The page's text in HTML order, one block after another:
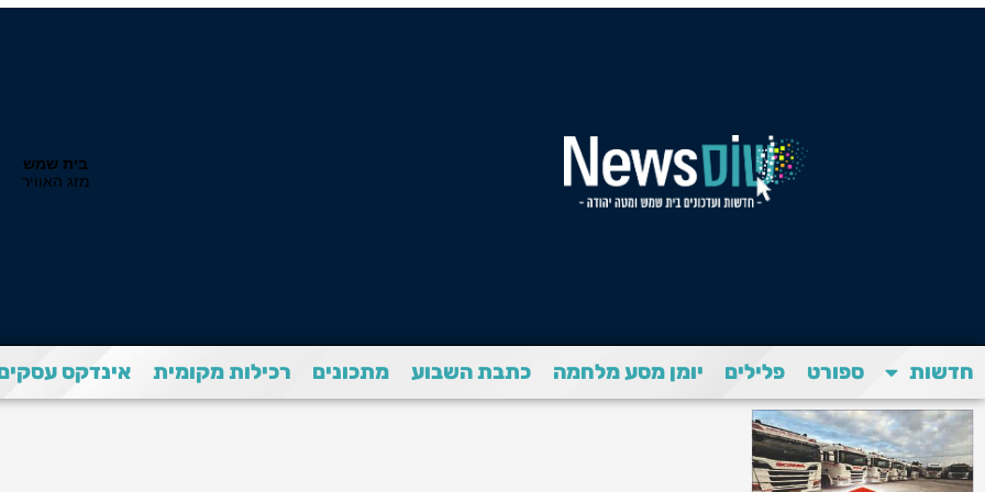
חדשות ספורט פלילים יומן מסע מלחמה כתבת השבוע מתכונים רכילות מקומית אינדקס